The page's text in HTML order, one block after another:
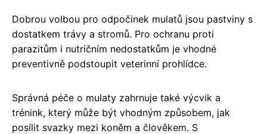
Dobrou volbou pro odpočinek mulatů jsou pastviny s
dostatkem trávy a stromů. Pro ochranu proti
parazitům i nutričním nedostatkům je vhodné
preventivně podstoupit veterinní prohlídce.
Správná péče o mulaty zahrnuje také výcvik a
trénink, který může být vhodným způsobem, jak
posílit svazky mezi koněm a člověkem. S